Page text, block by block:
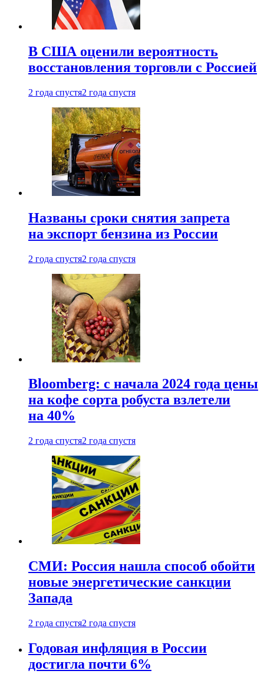
В США оценили вероятность
восстановления торговли с Россией
2 года спустя2 года спустя
Названы сроки снятия запрета
на экспорт бензина из России
2 года спустя2 года спустя
Bloomberg: с начала 2024 года цены
на кофе сорта робуста взлетели
на 40%
2 года спустя2 года спустя
СМИ: Россия нашла способ обойти
новые энергетические санкции
Запада
2 года спустя2 года спустя
Годовая инфляция в России
достигла почти 6%